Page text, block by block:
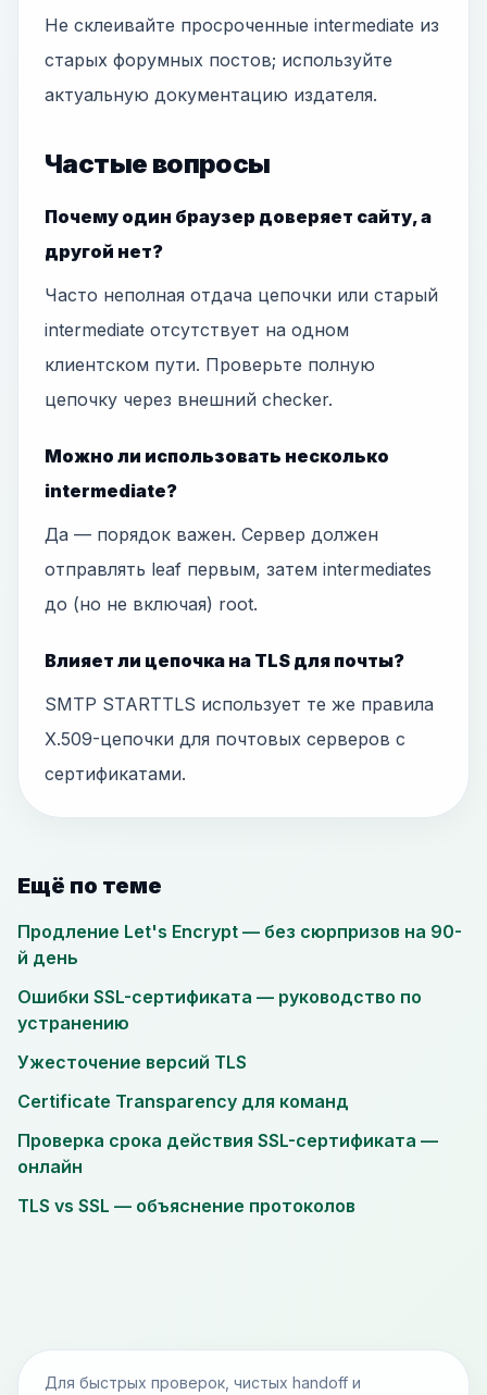
Не склеивайте просроченные intermediate из
старых форумных постов; используйте
актуальную документацию издателя.
Частые вопросы
Почему один браузер доверяет сайту, а
другой нет?
Часто неполная отдача цепочки или старый
intermediate отсутствует на одном
клиентском пути. Проверьте полную
цепочку через внешний checker.
Можно ли использовать несколько
intermediate?
Да — порядок важен. Сервер должен
отправлять leaf первым, затем intermediates
до (но не включая) root.
Влияет ли цепочка на TLS для почты?
SMTP STARTTLS использует те же правила
X.509-цепочки для почтовых серверов с
сертификатами.
Ещё по теме
Продление Let's Encrypt — без сюрпризов на 90-
й день
Ошибки SSL-сертификата — руководство по
устранению
Ужесточение версий TLS
Certificate Transparency для команд
Проверка срока действия SSL-сертификата —
онлайн
TLS vs SSL — объяснение протоколов
Для быстрых проверок, чистых handoff и